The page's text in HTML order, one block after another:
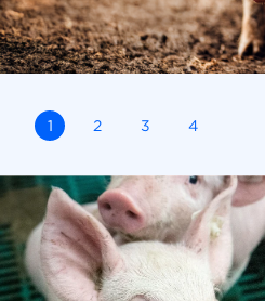
Go to slide
1
Go to slide
2
Go to slide
3
Go to slide
4